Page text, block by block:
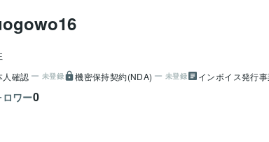
人確認 未登録 機密保持契約(NDA) 未登録 インボイス発行
ロワー0